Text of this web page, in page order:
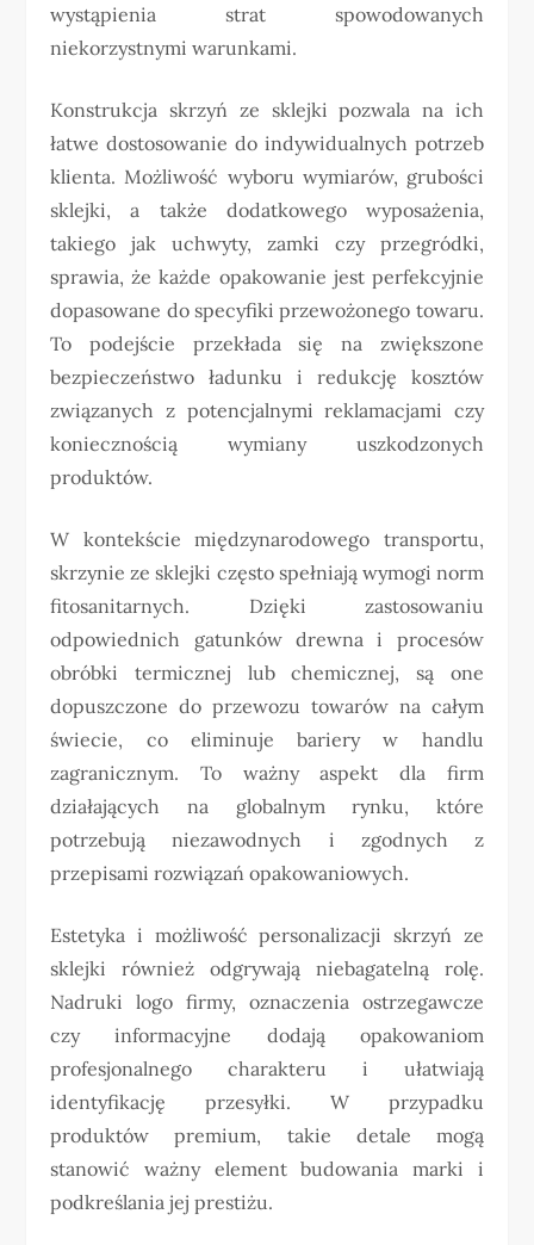
wystąpienia strat spowodowanych
niekorzystnymi warunkami.
Konstrukcja skrzyń ze sklejki pozwala na ich
łatwe dostosowanie do indywidualnych potrzeb
klienta. Możliwość wyboru wymiarów, grubości
sklejki, a także dodatkowego wyposażenia,
takiego jak uchwyty, zamki czy przegródki,
sprawia, że każde opakowanie jest perfekcyjnie
dopasowane do specyfiki przewożonego towaru.
To podejście przekłada się na zwiększone
bezpieczeństwo ładunku i redukcję kosztów
związanych z potencjalnymi reklamacjami czy
koniecznością wymiany uszkodzonych
produktów.
W kontekście międzynarodowego transportu,
skrzynie ze sklejki często spełniają wymogi norm
fitosanitarnych. Dzięki zastosowaniu
odpowiednich gatunków drewna i procesów
obróbki termicznej lub chemicznej, są one
dopuszczone do przewozu towarów na całym
świecie, co eliminuje bariery w handlu
zagranicznym. To ważny aspekt dla firm
działających na globalnym rynku, które
potrzebują niezawodnych i zgodnych z
przepisami rozwiązań opakowaniowych.
Estetyka i możliwość personalizacji skrzyń ze
sklejki również odgrywają niebagatelną rolę.
Nadruki logo firmy, oznaczenia ostrzegawcze
czy informacyjne dodają opakowaniom
profesjonalnego charakteru i ułatwiają
identyfikację przesyłki. W przypadku
produktów premium, takie detale mogą
stanowić ważny element budowania marki i
podkreślania jej prestiżu.